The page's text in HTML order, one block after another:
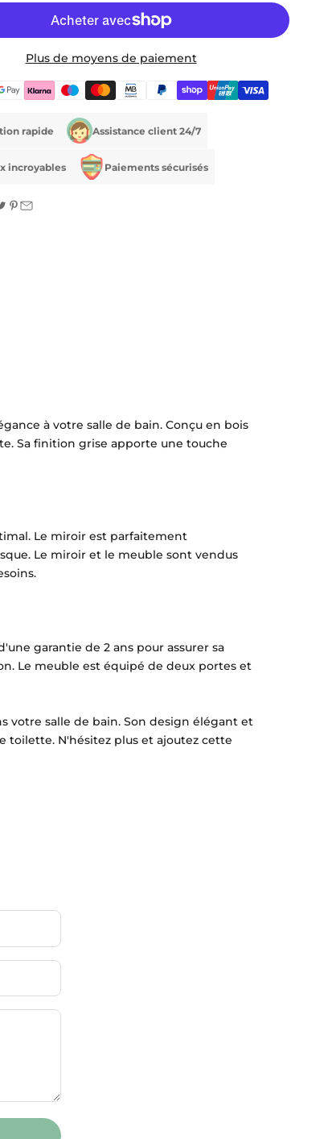
Plus de moyens de paiement
rapide Assistance client 24/7
incroyables Paiements sécurisés
à votre salle de bain. Conçu en bois
Sa finition grise apporte une touche
Le miroir est parfaitement
Le miroir et le meuble sont vendus
garantie de 2 ans pour assurer sa
Le meuble est équipé de deux portes et
votre salle de bain. Son design élégant et
toilette. N'hésitez plus et ajoutez cette